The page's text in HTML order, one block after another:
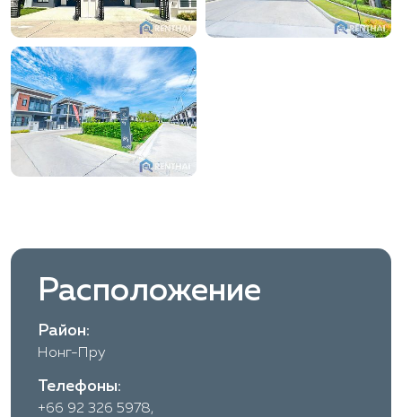
Расположение
Район:
Нонг-Пру
Телефоны:
+66 92 326 5978,